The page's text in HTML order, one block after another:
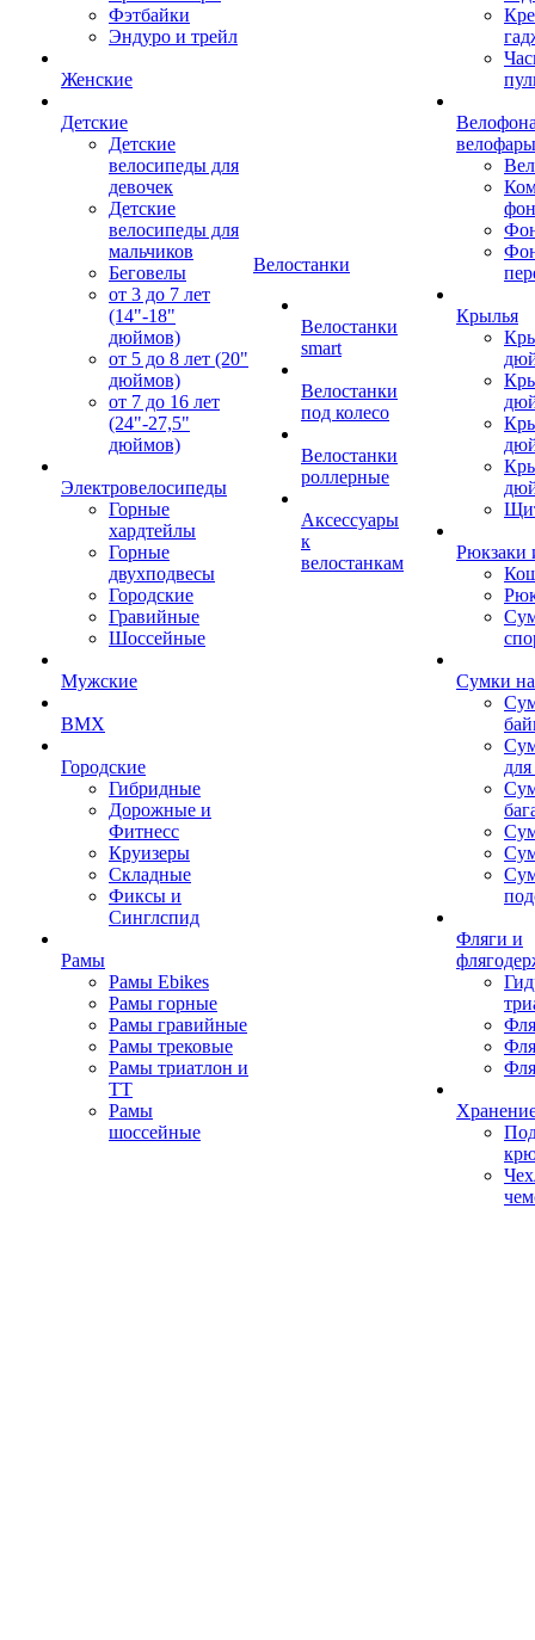
Фэтбайки
Эндуро и трейл
Женские
Детские
Детские
велосипеды для
девочек
Детские
велосипеды для
мальчиков
Беговелы
от 3 до 7 лет
(14"-18"
дюймов)
от 5 до 8 лет (20"
дюймов)
от 7 до 16 лет
(24"-27,5"
дюймов)
Электровелосипеды
Горные
хардтейлы
Горные
двухподвесы
Городские
Гравийные
Шоссейные
Мужские
BMX
Городские
Гибридные
Дорожные и
Фитнесс
Круизеры
Складные
Фиксы и
Синглспид
Рамы
Рамы Ebikes
Рамы горные
Рамы гравийные
Рамы трековые
Рамы триатлон и
ТТ
Рамы
шоссейные
Велостанки
Велостанки
smart
Велостанки
под колесо
Велостанки
роллерные
Аксессуары
к
велостанкам
велофары
Крылья
Рюкзаки
Сумки
Фляги и